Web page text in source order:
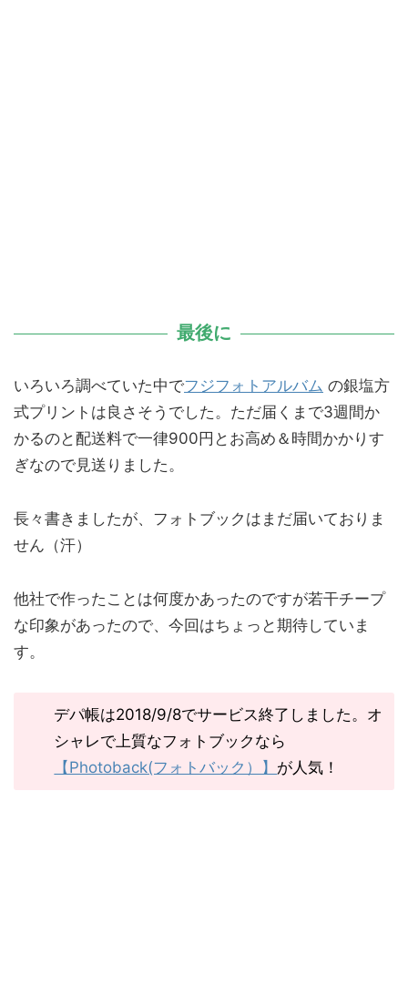
最後に
いろいろ調べていた中でフジフォトアルバム の銀塩方
式プリントは良さそうでした。ただ届くまで3週間か
かるのと配送料で一律900円とお高め＆時間かかりす
ぎなので見送りました。
長々書きましたが、フォトブックはまだ届いておりま
せん（汗）
他社で作ったことは何度かあったのですが若干チープ
な印象があったので、今回はちょっと期待していま
す。
デパ帳は2018/9/8でサービス終了しました。オ
シャレで上質なフォトブックなら
【Photoback(フォトバック）】 が人気！